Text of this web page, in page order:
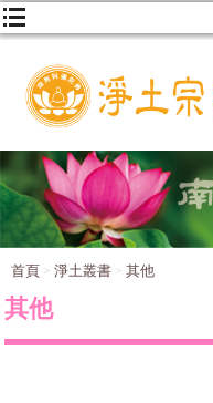
首頁 淨土叢書 其他
其他